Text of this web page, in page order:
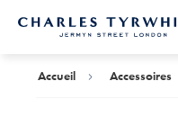
Accueil Accessoires